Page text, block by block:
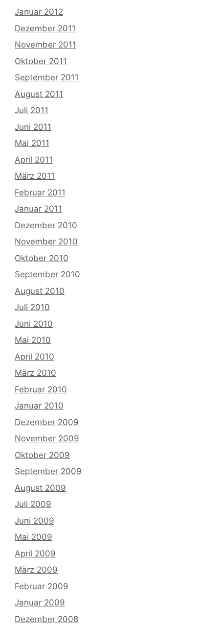
Januar 2012
Dezember 2011
November 2011
Oktober 2011
September 2011
August 2011
Juli 2011
Juni 2011
Mai 2011
April 2011
März 2011
Februar 2011
Januar 2011
Dezember 2010
November 2010
Oktober 2010
September 2010
August 2010
Juli 2010
Juni 2010
Mai 2010
April 2010
März 2010
Februar 2010
Januar 2010
Dezember 2009
November 2009
Oktober 2009
September 2009
August 2009
Juli 2009
Juni 2009
Mai 2009
April 2009
März 2009
Februar 2009
Januar 2009
Dezember 2008